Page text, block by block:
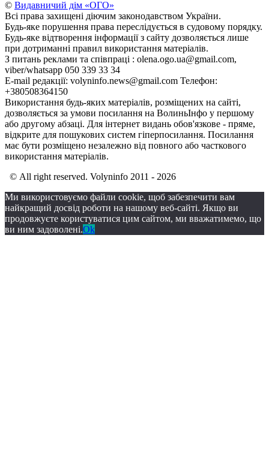
© Видавничий дім «ОГО»
Всі права захищені діючим законодавством України.
Будь-яке порушення права переслідується в судовому порядку.
Будь-яке відтворення інформації з сайту дозволяється лише
при дотриманні правил використання матеріалів.
З питань реклами та співпраці : olena.ogo.ua@gmail.com,
viber/whatsapp 050 339 33 34
E-mail редакції: volyninfo.news@gmail.com Телефон:
+380508364150
Використання будь-яких матеріалів, розміщених на сайті,
дозволяється за умови посилання на ВолиньІнфо у першому
або другому абзаці. Для інтернет видань обов'язкове - пряме,
відкрите для пошукових систем гіперпосилання. Посилання
має бути розміщено незалежно від повного або часткового
використання матеріалів.
© All right reserved. Volyninfo 2011 - 2026
Ми використовуємо файли cookie, щоб забезпечити вам
найкращий досвід роботи на нашому веб-сайті. Якщо ви
продовжуєте користуватися цим сайтом, ми вважатимемо, що
ви ним задоволені.Ok